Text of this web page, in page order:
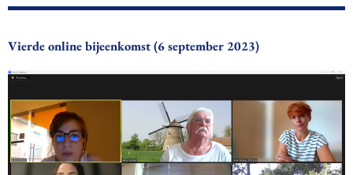
Vierde online bijeenkomst (6 september 2023)